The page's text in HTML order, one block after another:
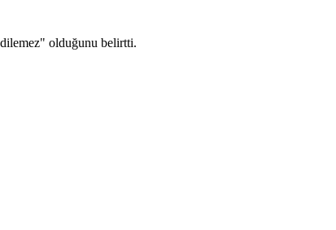
olduğunu belirtti.